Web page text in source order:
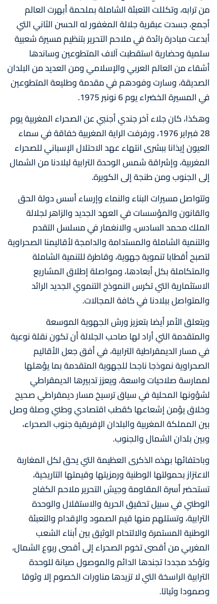
من ترابه، وتكللت التعبئة الشاملة بملحمة أبهرت العالم
أجمع، جسدت عبقرية جلالة المغفور له الحسن الثاني التي
أبدعت مبادرة رائدة في ملاحم التحرير بتنظيم مسيرة شعبية
سلمية وحضارية استقطبت آلاف المتطوعين وساندها
أشقاء من العالم العربي والإسلامي ومن العديد من البلدان
الصديقة، وسارت وفودهم في مقدمة وطليعة المتطوعين
في المسيرة الخضراء يوم 6 نونبر 1975.
وهكذا، كان جلاء آخر جندي أجنبي عن الصحراء المغربية يوم
28 فبراير 1976، ورفرفت الراية المغربية خفاقة في سماء
العيون إيذانا ببشرى انتهاء عهد الاحتلال الإسباني للصحراء
المغربية، وإشراقة شمس الوحدة الترابية لبلادنا من الشمال
إلى الجنوب ومن طنجة إلى الكويرة.
وتتواصل مسيرات البناء والنماء وإرساء أسس دولة الحق
والقانون والمؤسسات في العهد الجديد والزاهر لجلالة
الملك محمد السادس، والانغمار في مسلسل التقدم
والتنمية الشاملة والمستدامة والدامجة لأقاليمنا الصحراوية
لتصبح أقطابا تنموية جهوية، وقاطرة للتنمية الشاملة
والمتكاملة بكل أبعادها، ومواصلة إطلاق المشاريع
الاستثمارية التي تكرس النموذج التنموي الجديد الرائد
والمتواصل ببلادنا في كافة المجالات.
ويتعلق الأمر أيضا بتعزيز ورش الجهوية الموسعة
والمتقدمة التي أراد لها صاحب الجلالة أن تكون نقلة نوعية
في مسار الديمقراطية الترابية، في أفق جعل الأقاليم
الصحراوية نموذجا ناجحا للجهوية المتقدمة بما يؤهلها
لممارسة صلاحيات واسعة، ويعزز تدبيرها الديمقراطي
لشؤونها المحلية في سياق ترسيخ مسار ديمقراطي صحيح
وخلاق يؤمن إشعاعها كقطب اقتصادي وطني وصلة وصل
بين المملكة المغربية والبلدان الإفريقية جنوب الصحراء،
وبين بلدان الشمال والجنوب.
وباحتفائها بهذه الذكرى العظيمة التي يحق لكل المغاربة
الاعتزاز بحمولتها الوطنية ورمزيتها وقيمتها التاريخية،
تستحضر أسرة المقاومة وجيش التحرير ملاحم الكفاح
الوطني في سبيل تحقيق الحرية والاستقلال والوحدة
الترابية، وتستلهم منها قيم الصمود والإقدام والتعبئة
الوطنية المستمرة والالتحام الوثيق بين أبناء الشعب
المغربي من أقصى تخوم الصحراء إلى أقصى ربوع الشمال،
وتؤكد مجددا تجندها الدائم والموصول صيانة للوحدة
الترابية الراسخة التي لا تزيدها مناورات الخصوم إلا وثوقا
وصمودا وثباتا.